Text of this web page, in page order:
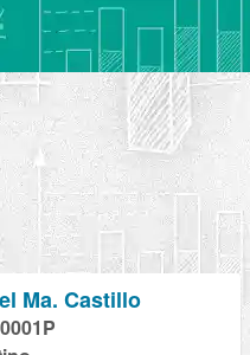
Ma. Castillo